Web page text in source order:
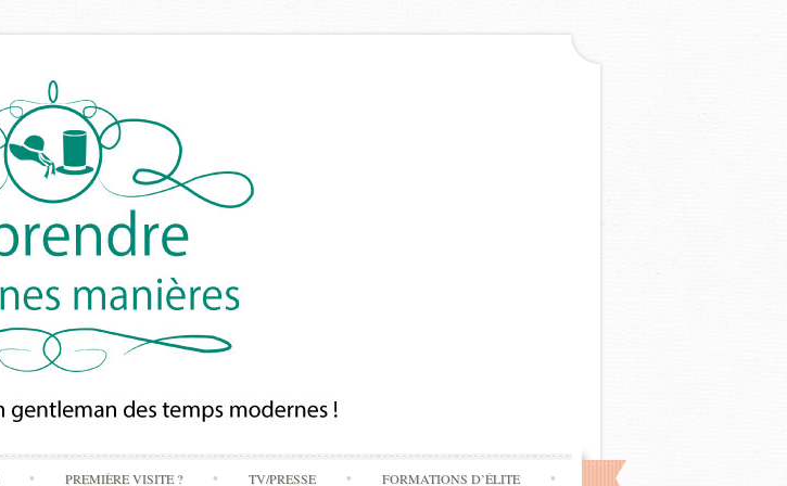
Skip
PREMIÈRE VISITE ? TV/PRESSE FORMATIONS D’ÉLITE